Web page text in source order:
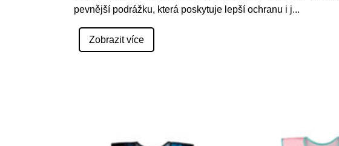
pevnější podrážku, která poskytuje lepší ochranu i j...
Zobrazit více